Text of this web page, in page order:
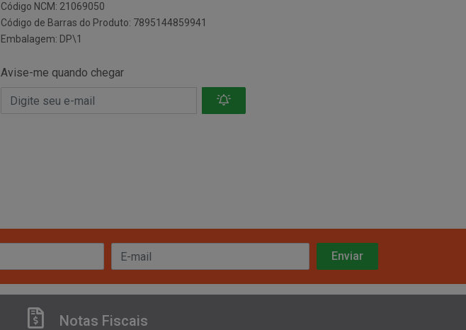
Código NCM: 21069050
Código de Barras do Produto: 7895144859941
Embalagem: DP\1
Avise-me quando chegar
Notas Fiscais